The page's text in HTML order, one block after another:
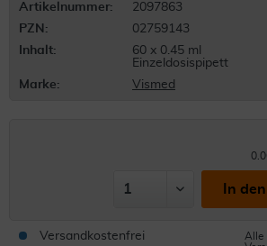
Artikelnummer:
2097863
PZN:
02759143
Inhalt:
60 x 0.45 ml
Einzeldosispipett
Marke:
Vismed
In
Versandkostenfrei
Alle